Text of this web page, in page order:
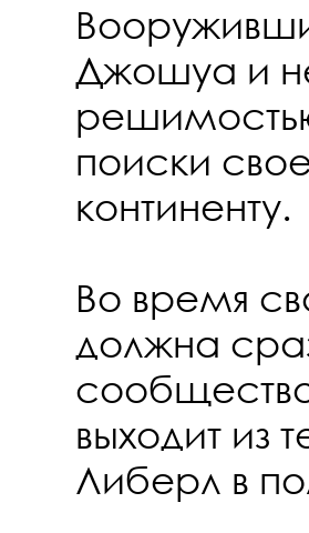
Джошуа и
поиски
континенту.
Во время
должна
выходит из
Либерл в